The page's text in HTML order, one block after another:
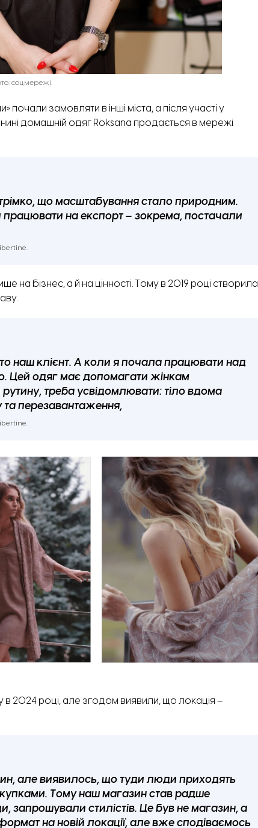
соцмережі.
замовляти в інші міста, а після участі у
домашній одяг Roksana продається в мережі
що масштабування стало природним.
на експорт – зокрема, постачали
на бізнес, а й на цінності. Тому в 2019 році створила
наш клієнт. А коли я почала працювати над
Цей одяг має допомагати жінкам
треба усвідомлювати: тіло вдома
перезавантаження,
в 2024 році, але згодом виявили, що локація –
але виявилось, що туди люди приходять
Тому наш магазин став радше
стилістів. Це був не магазин, а
на новій локації, але вже сподіваємось